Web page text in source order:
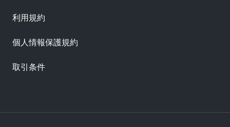
利用規約
個人情報保護規約
取引条件